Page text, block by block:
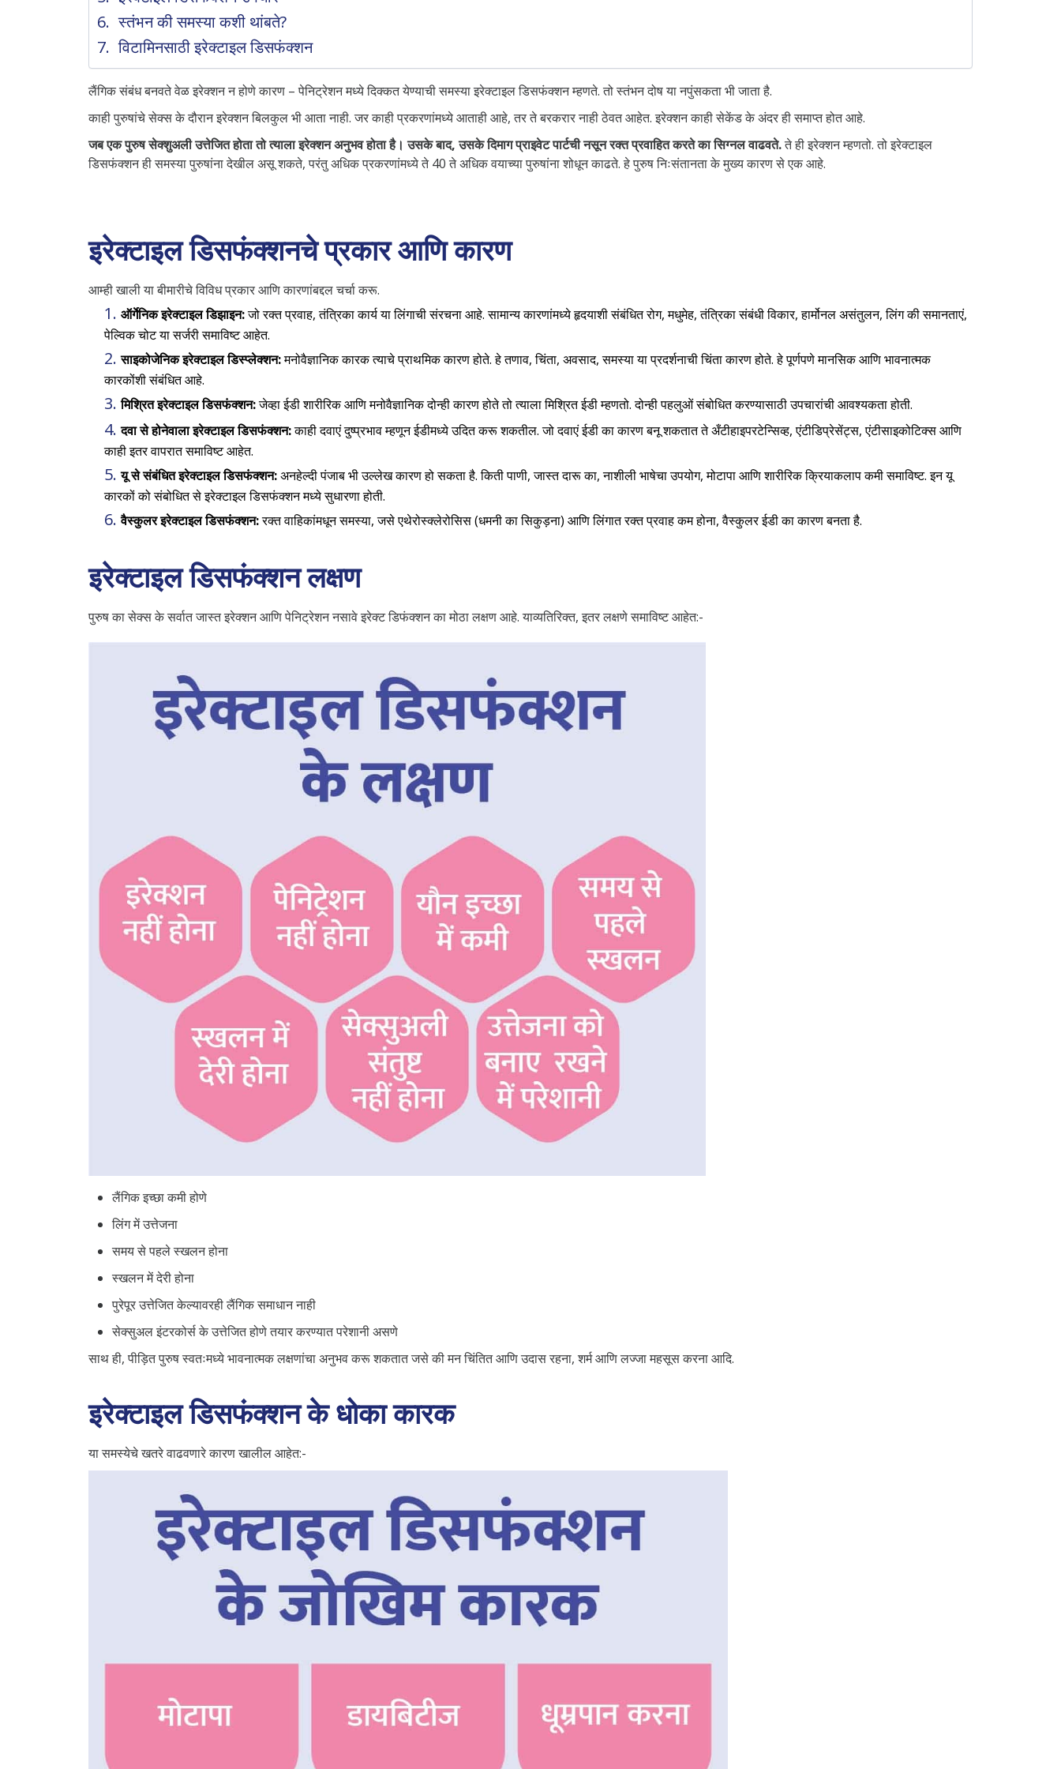
स्तंभन की समस्या कशी थांबते?
विटामिनसाठी इरेक्टाइल डिसफंक्शन
लैंगिक संबंध बनवते वेळ इरेक्शन न होणे कारण – पेनिट्रेशन मध्ये दिक्कत येण्याची समस्या इरेक्टाइल डिसफंक्शन म्हणते. तो स्तंभन दोष या नपुंसकता भी जाता है.
काही पुरुषांचे सेक्स के दौरान इरेक्शन बिलकुल भी आता नाही. जर काही प्रकरणांमध्ये आताही आहे, तर ते बरकरार नाही ठेवत आहेत. इरेक्शन काही सेकेंड के अंदर ही समाप्त होत आहे.
जब एक पुरुष सेक्शुअली उत्तेजित होता तो त्याला इरेक्शन अनुभव होता है। उसके बाद, उसके दिमाग प्राइवेट पार्टची नसून रक्त प्रवाहित करते का सिग्नल वाढवते.ते ही इरेक्शन म्हणतो.तो इरेक्टाइल
डिसफंक्शन ही समस्या पुरुषांना देखील असू शकते, परंतु अधिक प्रकरणांमध्ये ते 40 ते अधिक वयाच्या पुरुषांना शोधून काढते. हे पुरुष निःसंतानता के मुख्य कारण से एक आहे.
इरेक्टाइल डिसफंक्शनचे प्रकार आणि कारण
आम्ही खाली या बीमारीचे विविध प्रकार आणि कारणांबद्दल चर्चा करू.
ऑर्गेनिक इरेक्टाइल डिझाइन:जो रक्त प्रवाह, तंत्रिका कार्य या लिंगाची संरचना आहे. सामान्य कारणांमध्ये हृदयाशी संबंधित रोग, मधुमेह, तंत्रिका संबंधी विकार, हार्मोनल असंतुलन, लिंग की समानताएं,
पेल्विक चोट या सर्जरी समाविष्ट आहेत.
साइकोजेनिक इरेक्टाइल डिस्प्लेक्शन:मनोवैज्ञानिक कारक त्याचे प्राथमिक कारण होते. हे तणाव, चिंता, अवसाद, समस्या या प्रदर्शनाची चिंता कारण होते. हे पूर्णपणे मानसिक आणि भावनात्मक
कारकोंशी संबंधित आहे.
मिश्रित इरेक्टाइल डिसफंक्शन:जेव्हा ईडी शारीरिक आणि मनोवैज्ञानिक दोन्ही कारण होते तो त्याला मिश्रित ईडी म्हणतो. दोन्ही पहलुओं संबोधित करण्यासाठी उपचारांची आवश्यकता होती.
दवा से होनेवाला इरेक्टाइल डिसफंक्शन:काही दवाएं दुष्प्रभाव म्हणून ईडीमध्ये उदित करू शकतील. जो दवाएं ईडी का कारण बनू शकतात ते अँटीहाइपरटेन्सिव्ह, एंटीडिप्रेसेंट्स, एंटीसाइकोटिक्स आणि
काही इतर वापरात समाविष्ट आहेत.
यू से संबंधित इरेक्टाइल डिसफंक्शन:अनहेल्दी पंजाब भी उल्लेख कारण हो सकता है. किती पाणी, जास्त दारू का, नाशीली भाषेचा उपयोग, मोटापा आणि शारीरिक क्रियाकलाप कमी समाविष्ट. इन यू
कारकों को संबोधित से इरेक्टाइल डिसफंक्शन मध्ये सुधारणा होती.
वैस्कुलर इरेक्टाइल डिसफंक्शन:रक्त वाहिकांमधून समस्या, जसे एथेरोस्क्लेरोसिस (धमनी का सिकुड़ना) आणि लिंगात रक्त प्रवाह कम होना, वैस्कुलर ईडी का कारण बनता है.
इरेक्टाइल डिसफंक्शन लक्षण
पुरुष का सेक्स के सर्वात जास्त इरेक्शन आणि पेनिट्रेशन नसावे इरेक्ट डिफंक्शन का मोठा लक्षण आहे. याव्यतिरिक्त, इतर लक्षणे समाविष्ट आहेत:-
लैंगिक इच्छा कमी होणे
लिंग में उत्तेजना
समय से पहले स्खलन होना
स्खलन में देरी होना
पुरेपूर उत्तेजित केल्यावरही लैंगिक समाधान नाही
सेक्सुअल इंटरकोर्स के उत्तेजित होणे तयार करण्यात परेशानी असणे
साथ ही, पीड़ित पुरुष स्वतःमध्ये भावनात्मक लक्षणांचा अनुभव करू शकतात जसे की मन चिंतित आणि उदास रहना, शर्म आणि लज्जा महसूस करना आदि.
इरेक्टाइल डिसफंक्शन के धोका कारक
या समस्येचे खतरे वाढवणारे कारण खालील आहेत:-